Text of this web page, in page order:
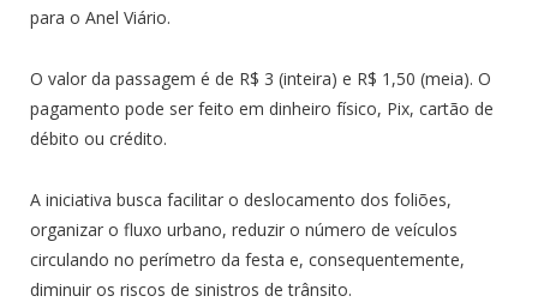
para o Anel Viário.
O valor da passagem é de R$ 3 (inteira) e R$ 1,50 (meia). O
pagamento pode ser feito em dinheiro físico, Pix, cartão de
débito ou crédito.
A iniciativa busca facilitar o deslocamento dos foliões,
organizar o fluxo urbano, reduzir o número de veículos
circulando no perímetro da festa e, consequentemente,
diminuir os riscos de sinistros de trânsito.